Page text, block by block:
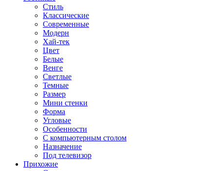
Стиль
Классические
Современные
Модерн
Хай-тек
Цвет
Белые
Венге
Светлые
Темные
Размер
Мини стенки
Форма
Угловые
Особенности
С компьютерным столом
Назначение
Под телевизор
Прихожие